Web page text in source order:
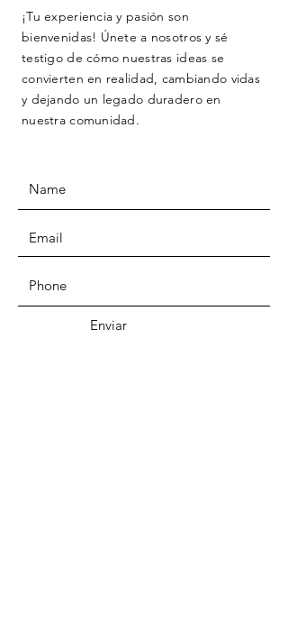
¡Tu experiencia y pasión son
bienvenidas! Únete a nosotros y sé
testigo de cómo nuestras ideas se
convierten en realidad, cambiando vidas
y dejando un legado duradero en
nuestra comunidad.
Enviar